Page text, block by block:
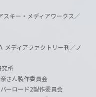
キー・メディアワークス／
メディアファクトリー刊／ノ
所
さん製作委員会
ーロード2製作委員会